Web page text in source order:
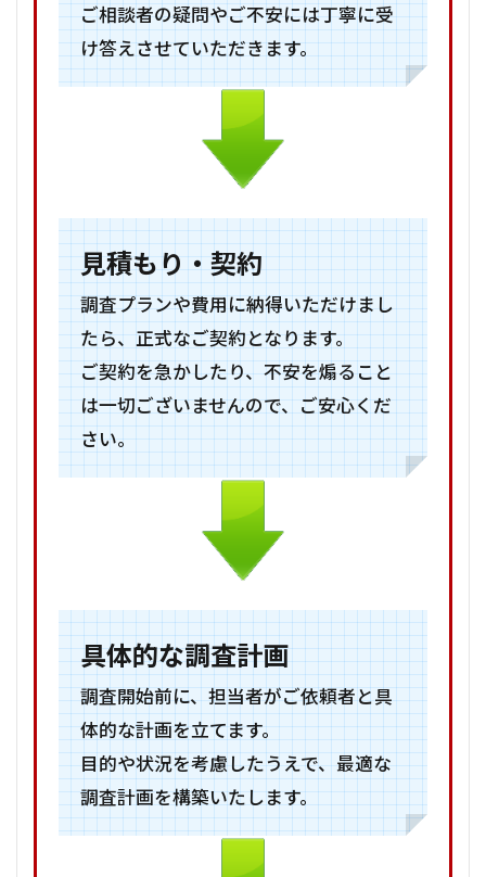
ご相談者の疑問やご不安には丁寧に受
け答えさせていただきます。
見積もり・契約
調査プランや費用に納得いただけまし
たら、正式なご契約となります。
ご契約を急かしたり、不安を煽ること
は一切ございませんので、ご安心くだ
さい。
具体的な調査計画
調査開始前に、担当者がご依頼者と具
体的な計画を立てます。
目的や状況を考慮したうえで、最適な
調査計画を構築いたします。